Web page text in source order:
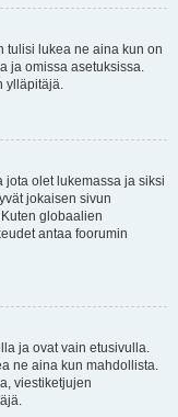
tulisi lukea ne aina kun on
ja omissa asetuksissa.
ylläpitäjä.
jota olet lukemassa ja siksi
jokaisen sivun
globaalien
antaa foorumin
ja ovat vain etusivulla.
ne aina kun mahdollista.
viestiketjujen